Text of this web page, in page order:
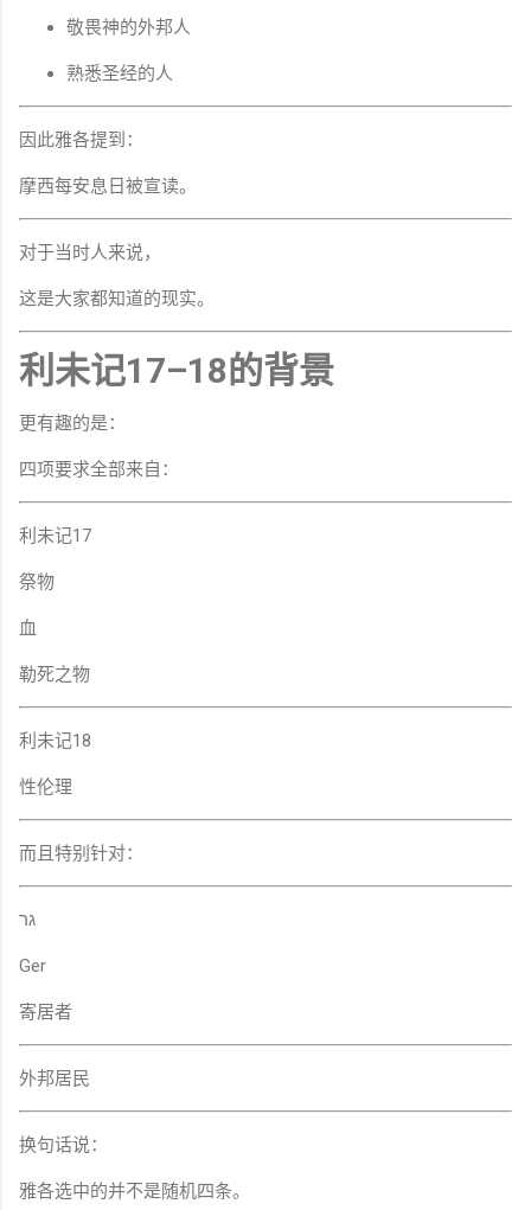
敬畏神的外邦人
熟悉圣经的人
因此雅各提到：
摩西每安息日被宣读。
对于当时人来说，
这是大家都知道的现实。
利未记17–18的背景
更有趣的是：
四项要求全部来自：
利未记17
祭物
血
勒死之物
利未记18
性伦理
而且特别针对：
גר
Ger
寄居者
外邦居民
换句话说：
雅各选中的并不是随机四条。